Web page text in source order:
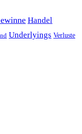
Handel
Underlyings Verluste